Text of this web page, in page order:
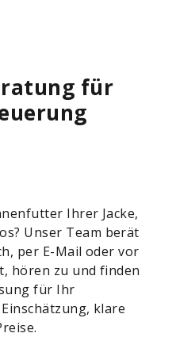
für
Ihrer Jacke,
Unser Team berät
per E-Mail oder vor
hören zu und finden
für Ihr
klare